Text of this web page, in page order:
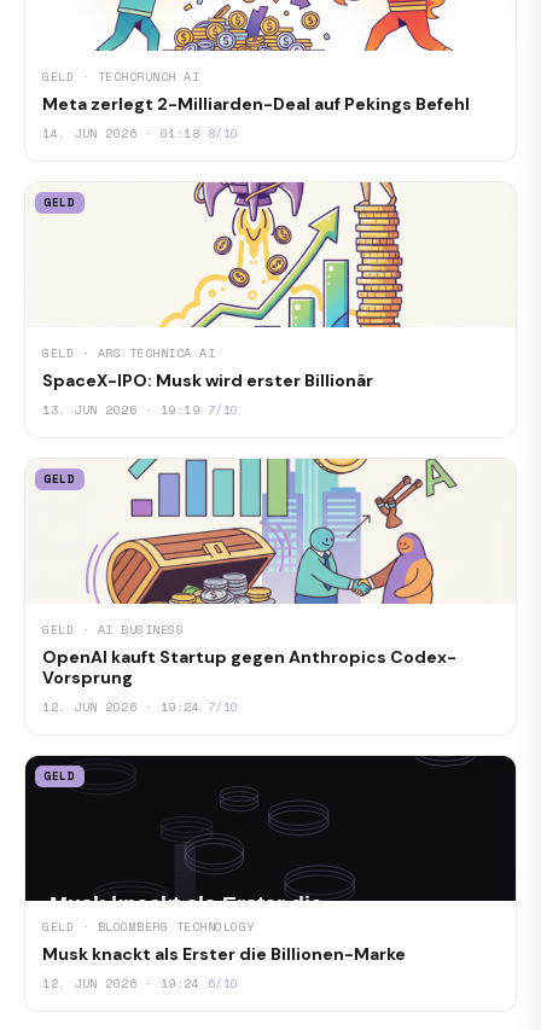
GELD · TECHCRUNCH AI
Meta zerlegt 2-Milliarden-Deal auf Pekings Befehl
14. JUN 2026 · 01:18 8/10
GELD
GELD · ARS TECHNICA AI
SpaceX-IPO: Musk wird erster Billionär
13. JUN 2026 · 19:19 7/10
GELD
GELD · AI BUSINESS
OpenAI kauft Startup gegen Anthropics Codex-
Vorsprung
12. JUN 2026 · 19:24 7/10
GELD
GELD · BLOOMBERG TECHNOLOGY
Musk knackt als Erster die Billionen-Marke
12. JUN 2026 · 19:24 6/10